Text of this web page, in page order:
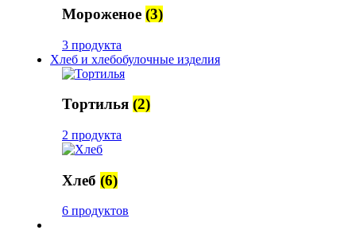
Мороженое (3)
3 продукта
Хлеб и хлебобулочные изделия
Тортилья (2)
2 продукта
Хлеб (6)
6 продуктов